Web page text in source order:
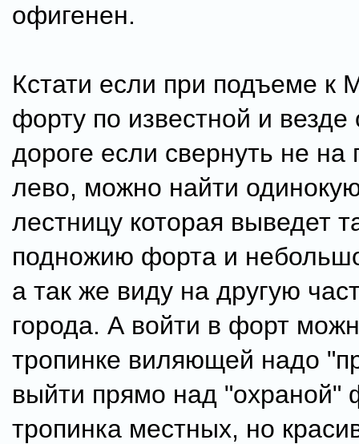
офигенен.
Кстати если при подъеме к
форту по известной и везде
дороге если свернуть не на
лево, можно найти
лестницу которая выведет
подножию форта и
а так же виду на другую
города. А войти в форт
тропинке виляющей надо
выйти прямо над "охраной"
тропинка местных, но